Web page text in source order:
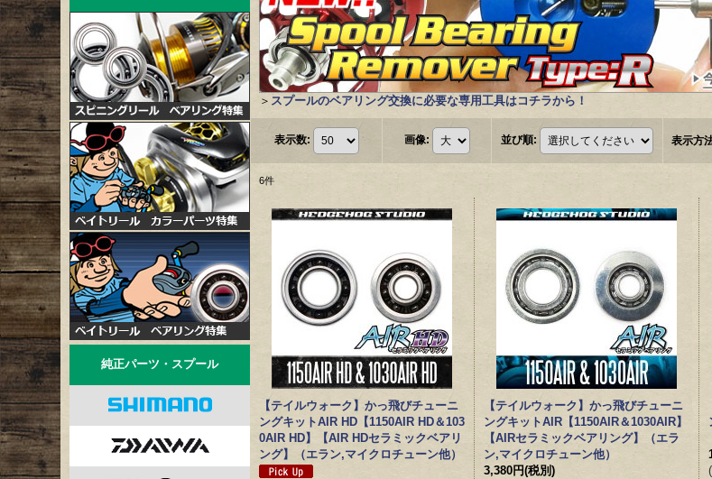
純正パーツ・スプール
＞ スプールのベアリング交換に必要な専用工具はコチラから！
表示数: 画像: 並び順: 表示方
6件
【テイルウォーク】かっ飛びチューニ
ングキットAIR HD【1150AIR HD＆103
0AIR HD】【AIR HDセラミックベアリ
ング】（エラン,マイクロチューン他）
【テイルウォーク】かっ飛びチューニ
ングキットAIR【1150AIR＆1030AIR】
【AIRセラミックベアリング】（エラ
ン,マイクロチューン他）
3,380円(税別)
(